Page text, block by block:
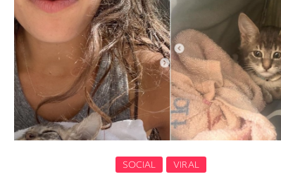
SOCIAL VIRAL